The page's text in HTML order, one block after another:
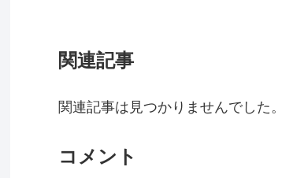
関連記事
関連記事は見つかりませんでした。
コメント